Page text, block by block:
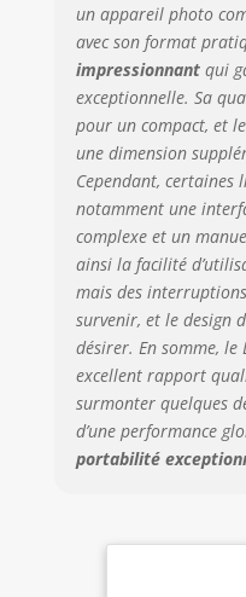
un appareil photo
avec son format
impressionnantqui
exceptionnelle. Sa
pour un compact, et
une dimension
Cependant, certaines
notamment une
complexe et un
ainsi la facilité
mais des
survenir, et le design
désirer. En somme, le
excellent rapport
surmonter quelques
d’une performance
portabilité